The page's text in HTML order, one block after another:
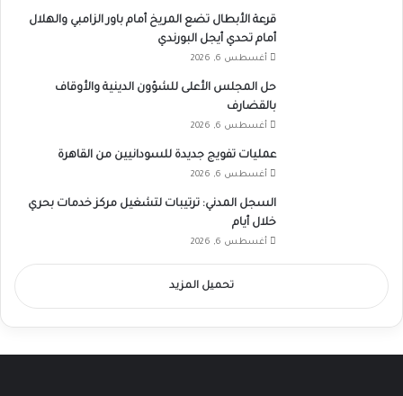
قرعة الأبطال تضع المريخ أمام باور الزامبي والهلال
أمام تحدي أيجل البورندي
أغسطس 6, 2026
حل المجلس الأعلى للشؤون الدينية والأوقاف
بالقضارف
أغسطس 6, 2026
عمليات تفويج جديدة للسودانيين من القاهرة
أغسطس 6, 2026
السجل المدني: ترتيبات لتشغيل مركز خدمات بحري
خلال أيام
أغسطس 6, 2026
تحميل المزيد